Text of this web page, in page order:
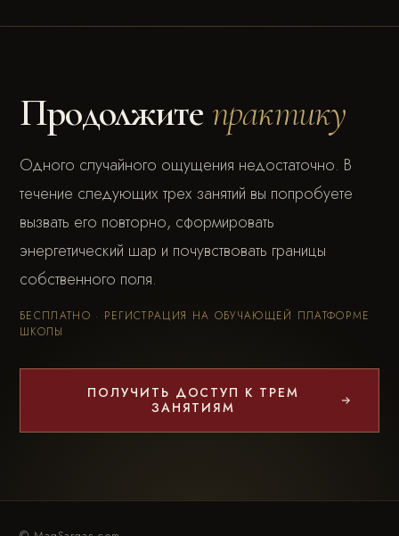
Продолжите практику
Одного случайного ощущения недостаточно. В
течение следующих трех занятий вы попробуете
вызвать его повторно, сформировать
энергетический шар и почувствовать границы
собственного поля.
БЕСПЛАТНО · РЕГИСТРАЦИЯ НА ОБУЧАЮЩЕЙ ПЛАТФОРМЕ
ШКОЛЫ
ПОЛУЧИТЬ ДОСТУП К ТРЕМ
ЗАНЯТИЯМ